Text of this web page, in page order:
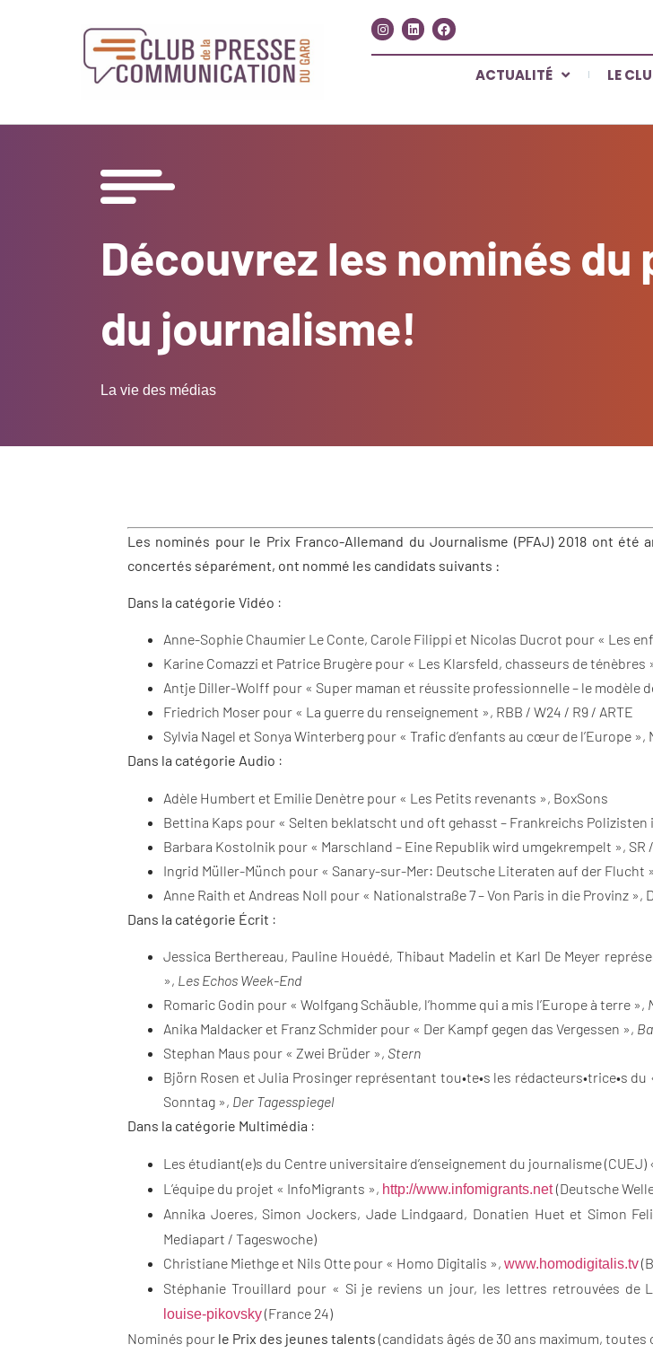
ACTUALITÉ LE
Découvrez les nominés
du journalisme!
La vie des médias
Les nominés pour le Prix Franco-Allemand du Journalisme (PFAJ) 2018 ont
concertés séparément, ont nommé les candidats suivants :
Dans la catégorie Vidéo :
Anne-Sophie Chaumier Le Conte, Carole Filippi et Nicolas Ducrot pour « Les
Karine Comazzi et Patrice Brugère pour « Les Klarsfeld, chasseurs de ténèbres
Antje Diller-Wolff pour « Super maman et réussite professionnelle – le modèle
Friedrich Moser pour « La guerre du renseignement », RBB / W24 / R9 / ARTE
Sylvia Nagel et Sonya Winterberg pour « Trafic d’enfants au cœur de l’Europe »,
Dans la catégorie Audio :
Adèle Humbert et Emilie Denètre pour « Les Petits revenants », BoxSons
Bettina Kaps pour « Selten beklatscht und oft gehasst – Frankreichs
Barbara Kostolnik pour « Marschland – Eine Republik wird umgekrempelt », SR
Ingrid Müller-Münch pour « Sanary-sur-Mer: Deutsche Literaten auf der Flucht
Anne Raith et Andreas Noll pour « Nationalstraße 7 – Von Paris in die Provinz
Dans la catégorie Écrit :
Jessica Berthereau, Pauline Houédé, Thibaut Madelin et Karl De Meyer
», Les Echos Week-End
Romaric Godin pour « Wolfgang Schäuble, l’homme qui a mis l’Europe à terre »,
Anika Maldacker et Franz Schmider pour « Der Kampf gegen das Vergessen »,
Stephan Maus pour « Zwei Brüder », Stern
Björn Rosen et Julia Prosinger représentant tou•te•s les rédacteurs•trice•s
Sonntag », Der Tagesspiegel
Dans la catégorie Multimédia :
Les étudiant(e)s du Centre universitaire d’enseignement du journalisme (CUEJ)
L’équipe du projet « InfoMigrants », http://www.infomigrants.net(Deutsche
Annika Joeres, Simon Jockers, Jade Lindgaard, Donatien Huet et Simon
Mediapart / Tageswoche)
Christiane Miethge et Nils Otte pour « Homo Digitalis », www.homodigitalis.tv
Stéphanie Trouillard pour « Si je reviens un jour, les lettres retrouvées de
louise-pikovsky(France 24)
Nominés pour le Prix des jeunes talents (candidats âgés de 30 ans maximum,